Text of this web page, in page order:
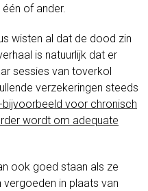
of ander.
wisten al dat de dood zin
is natuurlijk dat er
sessies van toverkol
verzekeringen steeds
bijvoorbeeld voor chronisch
wordt om adequate
ook goed staan als ze
in plaats van